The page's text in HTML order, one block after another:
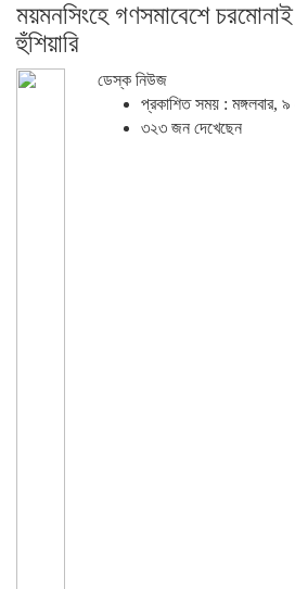
ময়মনসিংহে গণসমাবেশে
হুঁশিয়ারি
ডেস্ক নিউজ
প্রকাশিত সময় : মঙ্গলবার,
৩২৩ জন দেখেছেন